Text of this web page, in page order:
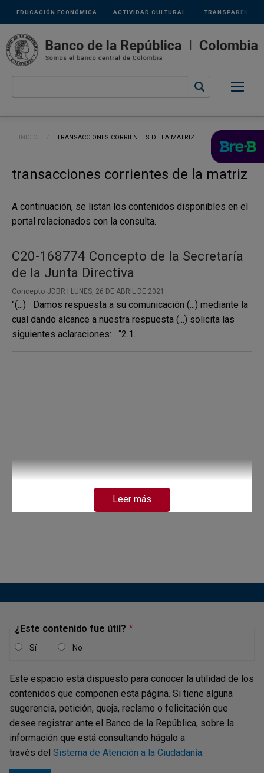
Pasar al contenido principal
Links
secundarios
ACTIVIDAD CULTURAL
EDUCACIÓN ECONÓMICA TRANSPARENCIA
Ruta de navegación
INICIO CURRENT:
TRANSACCIONES CORRIENTES DE LA MATRIZ
transacciones corrientes de la matriz
A continuación, se listan los contenidos disponibles en el
portal relacionados con la consulta.
C20-168774 Concepto de la Secretaría
de la Junta Directiva
Concepto JDBR | LUNES, 26 DE ABRIL DE 2021
"(...) Damos respuesta a su comunicación (...) mediante la
cual dando alcance a nuestra respuesta (...) solicita las
siguientes aclaraciones: “2.1.
Leer más
¿Este contenido fue útil?
Sí No
Este espacio está dispuesto para conocer la utilidad de los
contenidos que componen esta página. Si tiene alguna
sugerencia, petición, queja, reclamo o felicitación que
desee registrar ante el Banco de la República, sobre la
información que está consultando hágalo a
través del Sistema de Atención a la Ciudadanía.